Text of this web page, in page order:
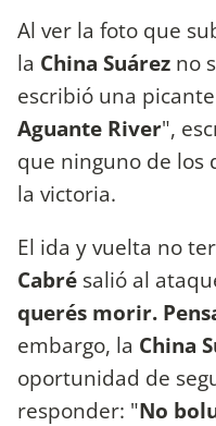
Al ver la foto que
la China Suárez no
escribió una
Aguante River",
que ninguno de los
la victoria.
El ida y vuelta no
Cabré salió al
querés morir.
embargo, la China
oportunidad de
responder: "No